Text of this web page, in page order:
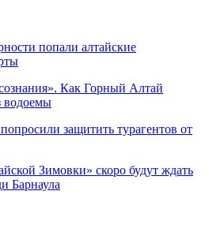
попали алтайские
Как Горный Алтай
водоемы
защитить турагентов от
Зимовки» скоро будут ждать
Барнаула